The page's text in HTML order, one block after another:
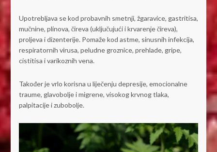
Upotrebljava se kod probavnih smetnji, žgaravice, gastritisa,
mučnine, plinova, čireva (uključujući i krvarenje čireva),
proljeva i dizenterije. Pomaže kod astme, sinusnih infekcija,
respiratornih virusa, peludne groznice, prehlade, gripe,
cistitisa i varikoznih vena.
Također je vrlo korisna u liječenju depresije, emocionalne
traume, glavobolje i migrene, visokog krvnog tlaka,
palpitacije i zubobolje.